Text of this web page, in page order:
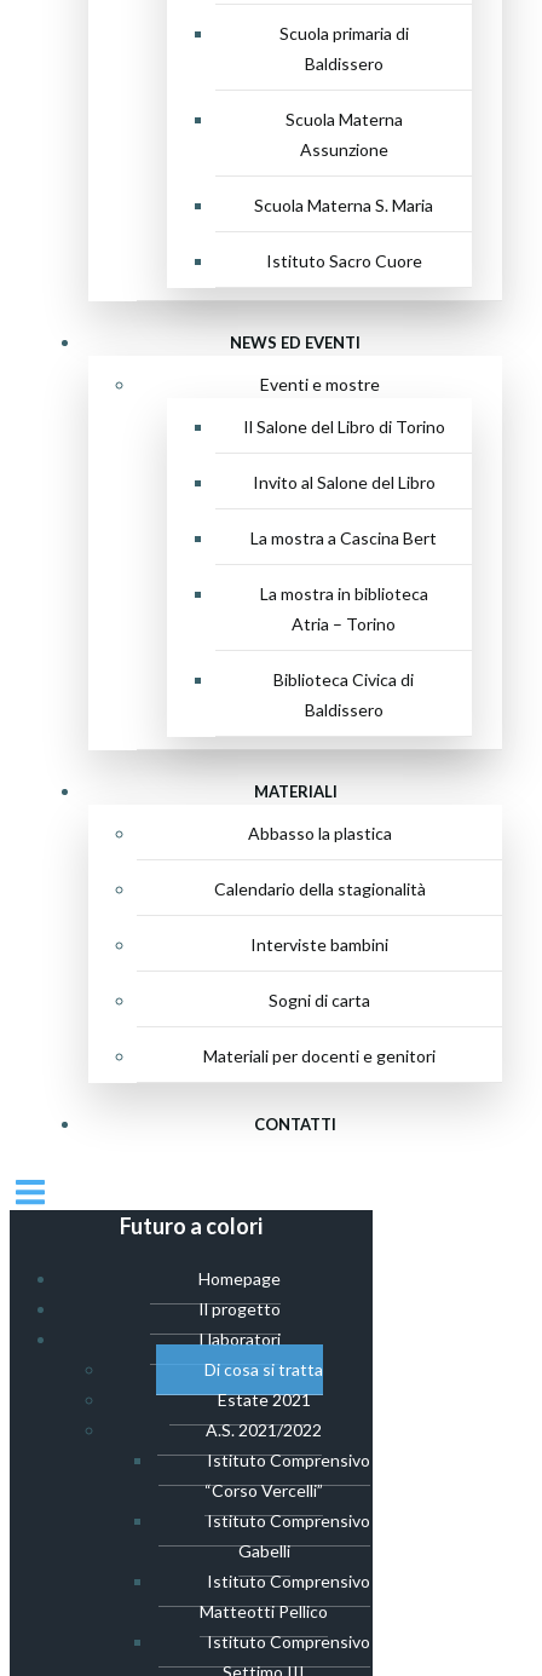
Scuola primaria di
Baldissero
Scuola Materna
Assunzione
Scuola Materna S. Maria
Istituto Sacro Cuore
NEWS ED EVENTI
Eventi e mostre
Il Salone del Libro di Torino
Invito al Salone del Libro
La mostra a Cascina Bert
La mostra in biblioteca
Atria – Torino
Biblioteca Civica di
Baldissero
MATERIALI
Abbasso la plastica
Calendario della stagionalità
Interviste bambini
Sogni di carta
Materiali per docenti e genitori
CONTATTI
Futuro a colori
Homepage
Il progetto
I laboratori
Di cosa si tratta
Estate 2021
A.S. 2021/2022
Istituto Comprensivo
“Corso Vercelli”
Istituto Comprensivo
Gabelli
Istituto Comprensivo
Matteotti Pellico
Istituto Comprensivo
Settimo III